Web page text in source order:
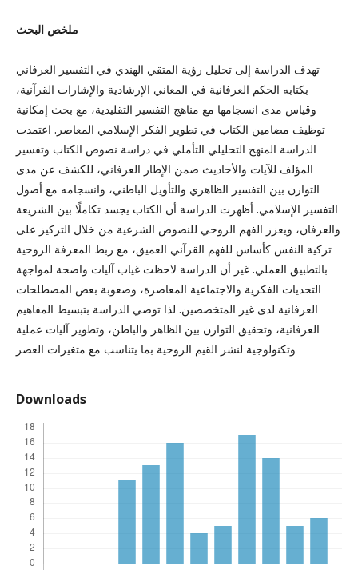
ملخص البحث
تهدف الدراسة إلى تحليل رؤية المتقي الهندي في التفسير العرفاني
بكتابه الحكم العرفانية في المعاني الإرشادية والإشارات القرآنية،
وقياس مدى انسجامها مع مناهج التفسير التقليدية، مع بحث إمكانية
توظيف مضامين الكتاب في تطوير الفكر الإسلامي المعاصر. اعتمدت
الدراسة المنهج التحليلي التأملي في دراسة نصوص الكتاب وتفسير
المؤلف للآيات والأحاديث ضمن الإطار العرفاني، للكشف عن مدى
التوازن بين التفسير الظاهري والتأويل الباطني، وانسجامه مع أصول
التفسير الإسلامي. أظهرت الدراسة أن الكتاب يجسد تكاملًا بين الشريعة
والعرفان، ويعزز الفهم الروحي للنصوص الشرعية من خلال التركيز على
تزكية النفس كأساس للفهم القرآني العميق، مع ربط المعرفة الروحية
بالتطبيق العملي. غير أن الدراسة لاحظت غياب آليات واضحة لمواجهة
التحديات الفكرية والاجتماعية المعاصرة، وصعوبة بعض المصطلحات
العرفانية لدى غير المتخصصين. لذا توصي الدراسة بتبسيط المفاهيم
العرفانية، وتحقيق التوازن بين الظاهر والباطن، وتطوير آليات عملية
وتكنولوجية لنشر القيم الروحية بما يتناسب مع متغيرات العصر
Downloads